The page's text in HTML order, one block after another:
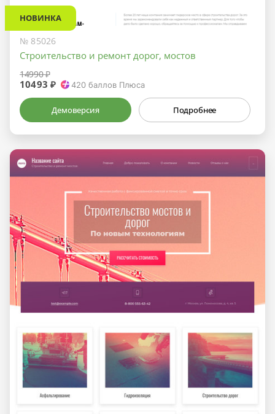
НОВИНКА
№ 85026
Строительство и ремонт дорог, мостов
14990 ₽
10493 ₽ 420 баллов Плюса
Демоверсия Подробнее